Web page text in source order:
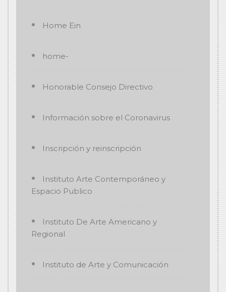
Home Ein
home-
Honorable Consejo Directivo
Información sobre el Coronavirus
Inscripción y reinscripción
Instituto Arte Contemporáneo y
Espacio Publico
Instituto De Arte Americano y
Regional
Instituto de Arte y Comunicación